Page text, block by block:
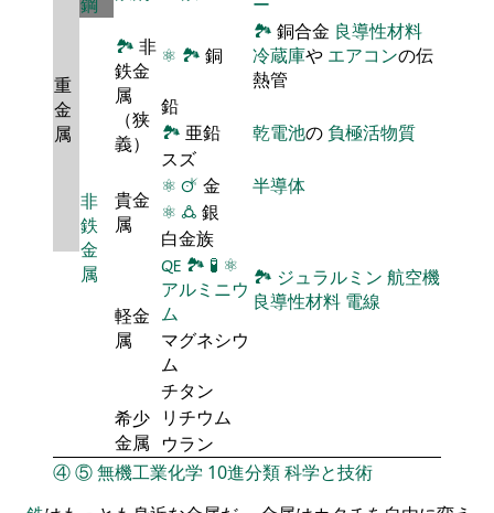
重
金
属
非
鉄
金
属
🏞 非
鉄金
属
（狭
義）
⚛ 🏞 銅
🏞 銅合金 良導性材料
冷蔵庫や エアコンの伝
熱管
鉛
🏞 亜鉛 乾電池の 負極活物質
スズ
貴金
属
⚛ 🜚 金
半導体
⚛ 🜛 銀
白金族
軽金
属
🜀 🏞 🧪 ⚛
アルミニウ
ム
🏞 ジュラルミン 航空機
良導性材料 電線
マグネシウ
ム
チタン
希少
金属
リチウム
ウラン
④⑤無機工業化学 10進分類科学と技術